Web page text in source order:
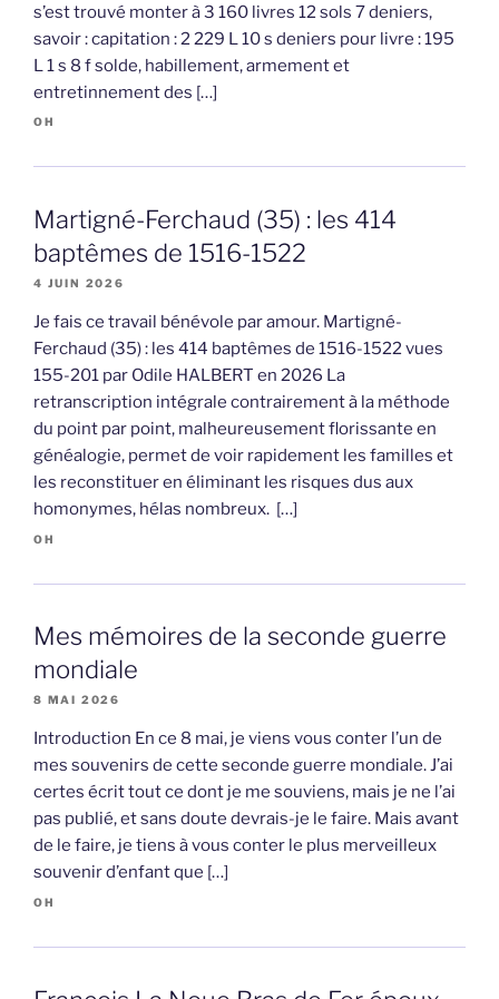
s’est trouvé monter à 3 160 livres 12 sols 7 deniers,
savoir : capitation : 2 229 L 10 s deniers pour livre : 195
L 1 s 8 f solde, habillement, armement et
entretinnement des […]
OH
Martigné-Ferchaud (35) : les 414
baptêmes de 1516-1522
4 JUIN 2026
Je fais ce travail bénévole par amour. Martigné-
Ferchaud (35) : les 414 baptêmes de 1516-1522 vues
155-201 par Odile HALBERT en 2026 La
retranscription intégrale contrairement à la méthode
du point par point, malheureusement florissante en
généalogie, permet de voir rapidement les familles et
les reconstituer en éliminant les risques dus aux
homonymes, hélas nombreux. […]
OH
Mes mémoires de la seconde guerre
mondiale
8 MAI 2026
Introduction En ce 8 mai, je viens vous conter l’un de
mes souvenirs de cette seconde guerre mondiale. J’ai
certes écrit tout ce dont je me souviens, mais je ne l’ai
pas publié, et sans doute devrais-je le faire. Mais avant
de le faire, je tiens à vous conter le plus merveilleux
souvenir d’enfant que […]
OH